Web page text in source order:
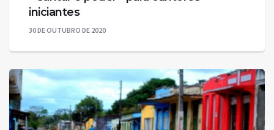
iniciantes
30 DE OUTUBRO DE 2020